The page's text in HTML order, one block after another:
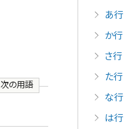
次の用語
あ行
か行
さ行
た行
な行
は行